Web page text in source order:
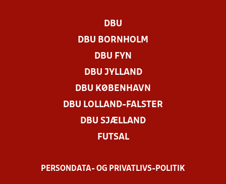
DBU
DBU BORNHOLM
DBU FYN
DBU JYLLAND
DBU KØBENHAVN
DBU LOLLAND-FALSTER
DBU SJÆLLAND
FUTSAL
PERSONDATA- OG PRIVATLIVS-POLITIK